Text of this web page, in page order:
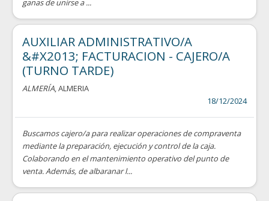
ganas de unirse a ...
AUXILIAR ADMINISTRATIVO/A
&#X2013; FACTURACION - CAJERO/A
(TURNO TARDE)
ALMERÍA, ALMERIA
18/12/2024
Buscamos cajero/a para realizar operaciones de compraventa
mediante la preparación, ejecución y control de la caja.
Colaborando en el mantenimiento operativo del punto de
venta. Además, de albaranar l...